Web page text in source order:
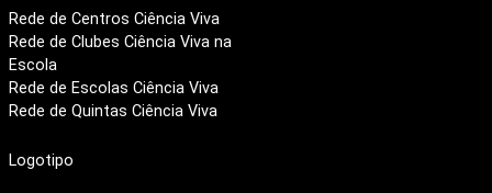
Rede de Centros Ciência Viva
Rede de Clubes Ciência Viva na
Escola
Rede de Escolas Ciência Viva
Rede de Quintas Ciência Viva
Logotipo